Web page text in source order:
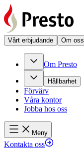
Vårt erbjudande Om oss
Om Presto
Hållbarhet
Förvärv
Våra kontor
Jobba hos oss
Meny
Kontakta oss